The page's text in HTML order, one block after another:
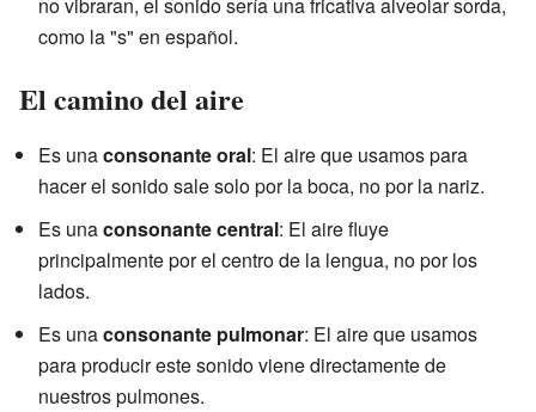
como la "s" en español.
El camino del aire
Es unaconsonante oral: El aire que usamos para
hacer el sonido sale solo por la boca, no por la nariz.
Es unaconsonante central: El aire fluye
principalmente por el centro de la lengua, no por los
lados.
Es unaconsonante pulmonar: El aire que usamos
para producir este sonido viene directamente de
nuestros pulmones.